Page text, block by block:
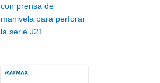
con prensa de
manivela para perforar
la serie J21